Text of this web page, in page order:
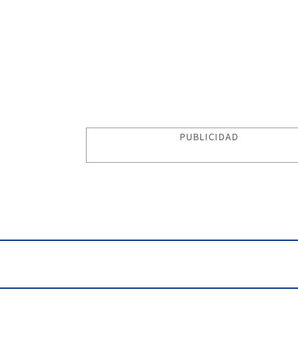
PUBLICIDAD